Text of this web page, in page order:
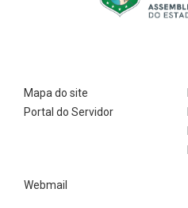
Mapa do site
Portal do Servidor
Webmail